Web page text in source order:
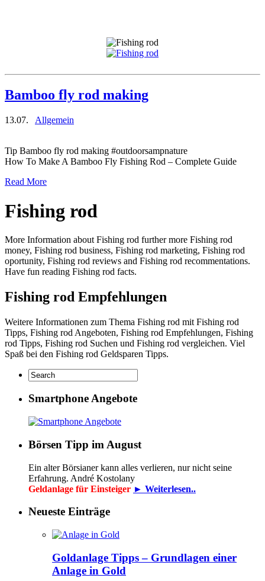
Bamboo fly rod making
13.07. Allgemein
Tip Bamboo fly rod making #outdoorsampnature
How To Make A Bamboo Fly Fishing Rod – Complete Guide
Read More
Fishing rod
More Information about Fishing rod further more Fishing rod
money, Fishing rod business, Fishing rod marketing, Fishing rod
oportunity, Fishing rod reviews and Fishing rod recommentations.
Have fun reading Fishing rod facts.
Fishing rod Empfehlungen
Weitere Informationen zum Thema Fishing rod mit Fishing rod
Tipps, Fishing rod Angeboten, Fishing rod Empfehlungen, Fishing
rod Tipps, Fishing rod Suchen und Fishing rod vergleichen. Viel
Spaß bei den Fishing rod Geldsparen Tipps.
Smartphone Angebote
Börsen Tipp im August
Ein alter Börsianer kann alles verlieren, nur nicht seine
Erfahrung. André Kostolany
Geldanlage für Einsteiger ► Weiterlesen..
Neueste Einträge
Goldanlage Tipps – Grundlagen einer
Anlage in Gold